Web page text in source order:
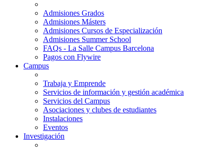
Admisiones Grados
Admisiones Másters
Admisiones Cursos de Especialización
Admisiones Summer School
FAQs - La Salle Campus Barcelona
Pagos con Flywire
Campus
Trabaja y Emprende
Servicios de información y gestión académica
Servicios del Campus
Asociaciones y clubes de estudiantes
Instalaciones
Eventos
Investigación